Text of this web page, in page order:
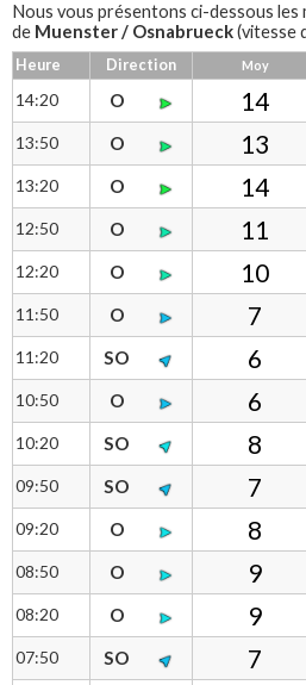
Nous vous présentons ci-dessous les
de Muenster / Osnabrueck(vitesse
vent mini, vent maxi, rafales et
de tableau pour une lecture différente
Notre anémomètre à coupelles
mesure la vitesse du vent et une
direction.
Heure Direction Moy
14:20 O 14
13:50 O 13
13:20 O 14
12:50 O 11
12:20 O 10
11:50 O 7
11:20 SO 6
10:50 O 6
10:20 SO 8
09:50 SO 7
09:20 O 8
08:50 O 9
08:20 O 9
07:50 SO 7